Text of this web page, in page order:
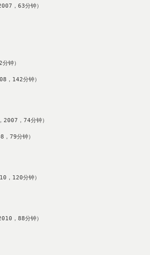
，63分钟）
钟）
，142分钟）
2007，74分钟）
，79分钟）
，120分钟）
，88分钟）